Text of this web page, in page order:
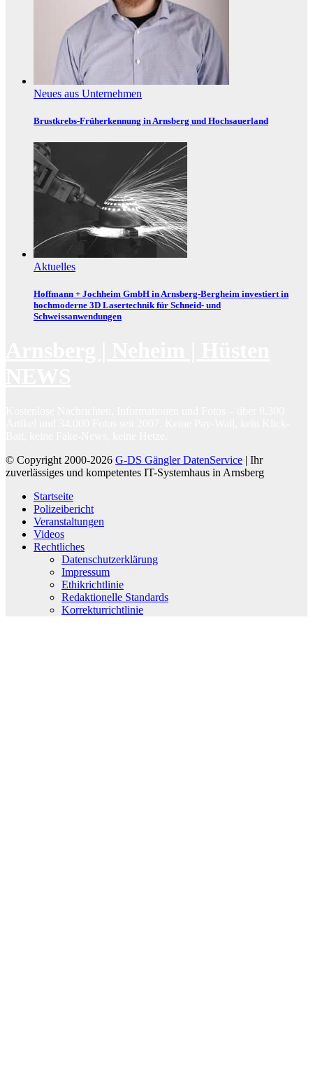
Neues aus Unternehmen
Brustkrebs-Früherkennung in Arnsberg und Hochsauerland
Aktuelles
Hoffmann + Jochheim GmbH in Arnsberg-Bergheim investiert in
hochmoderne 3D Lasertechnik für Schneid- und
Schweissanwendungen
© Copyright 2000-2026 G-DS Gängler DatenService | Ihr
zuverlässiges und kompetentes IT-Systemhaus in Arnsberg
Startseite
Polizeibericht
Veranstaltungen
Videos
Rechtliches
Datenschutzerklärung
Impressum
Ethikrichtlinie
Redaktionelle Standards
Korrekturrichtlinie